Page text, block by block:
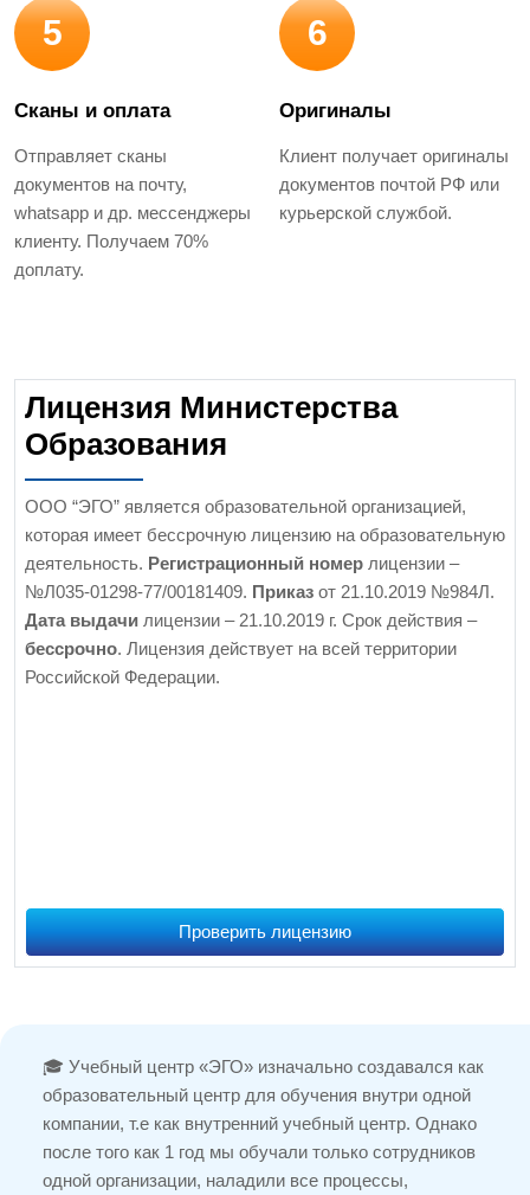
5
Сканы и оплата
Отправляет сканы
документов на почту,
whatsapp и др. мессенджеры
клиенту. Получаем 70%
доплату.
6
Оригиналы
Клиент получает оригиналы
документов почтой РФ или
курьерской службой.
Лицензия Министерства
Образования
ООО “ЭГО” является образовательной организацией,
которая имеет бессрочную лицензию на образовательную
деятельность. Регистрационный номер лицензии –
№Л035-01298-77/00181409. Приказ от 21.10.2019 №984Л.
Дата выдачи лицензии – 21.10.2019 г. Срок действия –
бессрочно. Лицензия действует на всей территории
Российской Федерации.
Проверить лицензию
🎓 Учебный центр «ЭГО» изначально создавался как
образовательный центр для обучения внутри одной
компании, т.е как внутренний учебный центр. Однако
после того как 1 год мы обучали только сотрудников
одной организации, наладили все процессы,